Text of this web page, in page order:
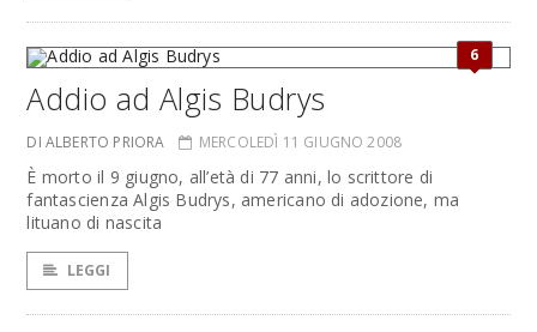
6
Addio ad Algis Budrys
DI ALBERTO PRIORA MERCOLEDÌ 11 GIUGNO 2008
È morto il 9 giugno, all’età di 77 anni, lo scrittore di
fantascienza Algis Budrys, americano di adozione, ma
lituano di nascita
LEGGI